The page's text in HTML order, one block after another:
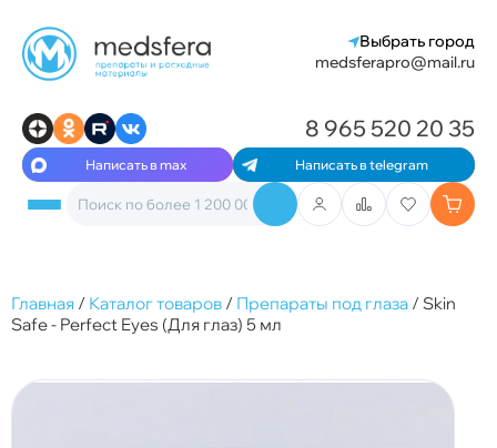
Выбрать город
medsferapro@mail.ru
Написать в max Написать в telegram
8 965 520 20 35
Главная / Каталог товаров / Препараты под глаза /Skin
Safe - Perfect Eyes (Для глаз) 5 мл